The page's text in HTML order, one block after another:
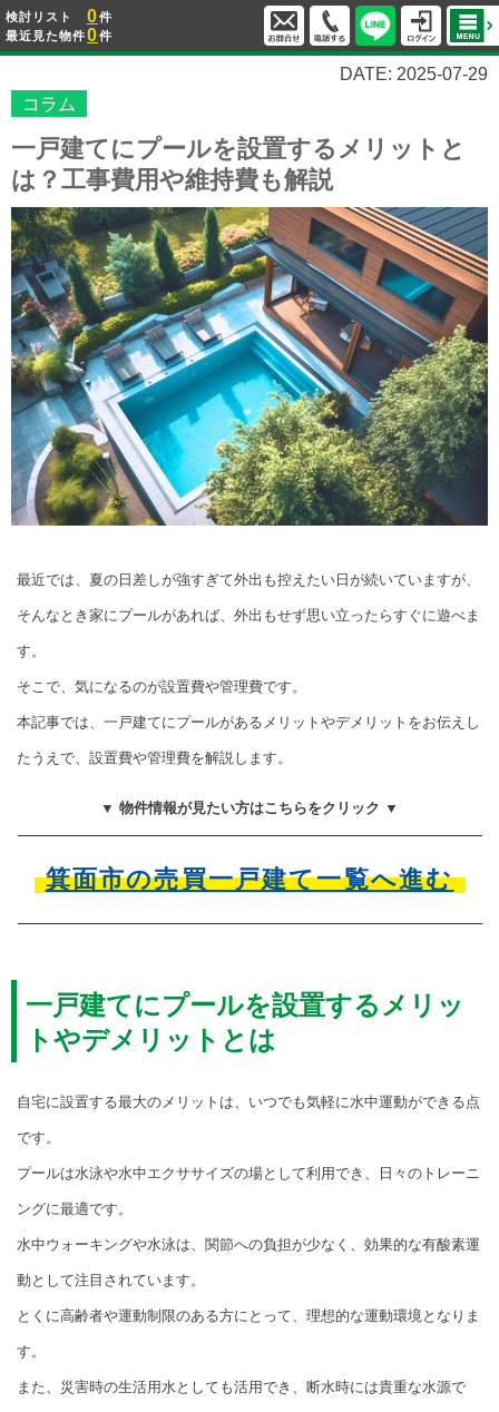
検討リスト 0件
最近見た物件0件
DATE: 2025-07-29
コラム
一戸建てにプールを設置するメリットと
は？工事費用や維持費も解説
最近では、夏の日差しが強すぎて外出も控えたい日が続いていますが、
そんなとき家にプールがあれば、外出もせず思い立ったらすぐに遊べま
す。
そこで、気になるのが設置費や管理費です。
本記事では、一戸建てにプールがあるメリットやデメリットをお伝えし
たうえで、設置費や管理費を解説します。
▼ 物件情報が見たい方はこちらをクリック ▼
箕面市の売買一戸建て一覧へ進む
一戸建てにプールを設置するメリッ
トやデメリットとは
自宅に設置する最大のメリットは、いつでも気軽に水中運動ができる点
です。
プールは水泳や水中エクササイズの場として利用でき、日々のトレーニ
ングに最適です。
水中ウォーキングや水泳は、関節への負担が少なく、効果的な有酸素運
動として注目されています。
とくに高齢者や運動制限のある方にとって、理想的な運動環境となりま
す。
また、災害時の生活用水としても活用でき、断水時には貴重な水源で